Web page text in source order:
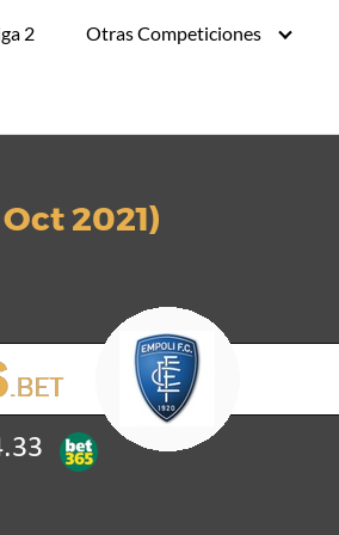
2 Otras Competiciones
2021)